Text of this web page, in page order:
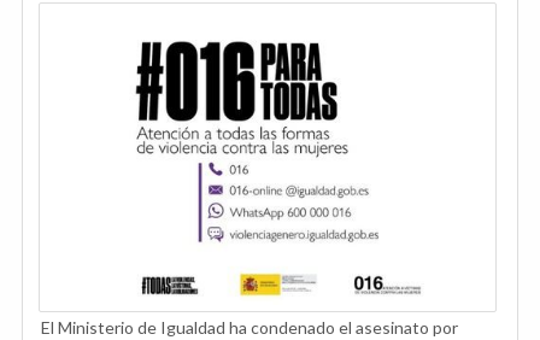
El Ministerio de Igualdad ha condenado el asesinato por